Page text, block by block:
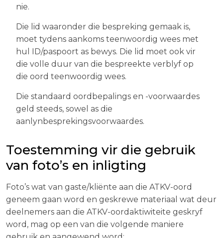
nie.
Die lid waaronder die bespreking gemaak is,
moet tydens aankoms teenwoordig wees met
hul ID/paspoort as bewys. Die lid moet ook vir
die volle duur van die bespreekte verblyf op
die oord teenwoordig wees.
Die standaard oordbepalings en -voorwaardes
geld steeds, sowel as die
aanlynbesprekingsvoorwaardes.
Toestemming vir die gebruik
van foto’s en inligting
Foto’s wat van gaste/kliënte aan die ATKV-oord
geneem gaan word en geskrewe materiaal wat deur
deelnemers aan die ATKV-oordaktiwiteite geskryf
word, mag op een van die volgende maniere